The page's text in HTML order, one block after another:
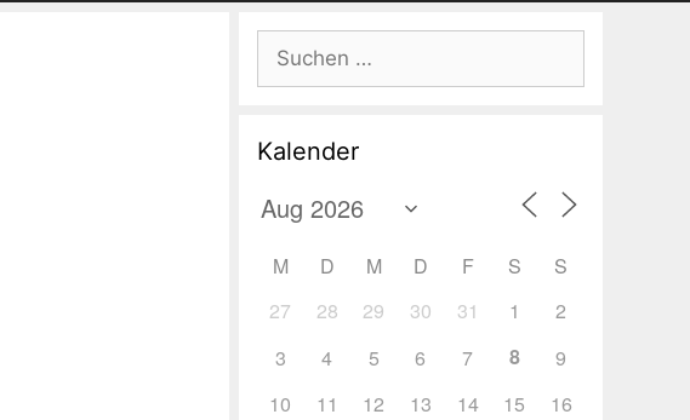
Suchen
nach:
Kalender
M D M D F S
S
27
28 29 30 31 1
2
3
4 5 6 7 8
9
10
11 12 13 14 15
16